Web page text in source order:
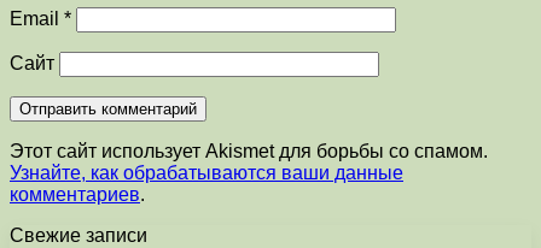
Email *
Сайт
Этот сайт использует Akismet для борьбы со спамом.
Узнайте, как обрабатываются ваши данные
комментариев.
Свежие записи